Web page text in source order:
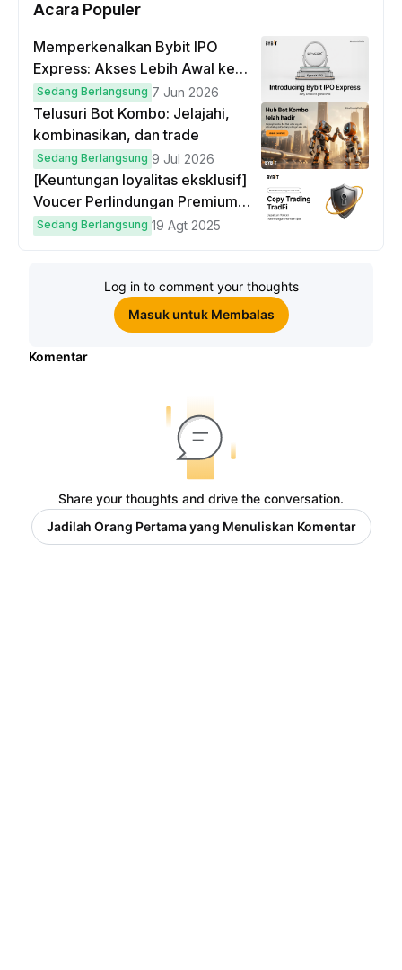
Acara Populer
Memperkenalkan Bybit IPO
Express: Akses Lebih Awal ke
IPO Global!
Sedang Berlangsung 7 Jun 2026
Telusuri Bot Kombo: Jelajahi,
kombinasikan, dan trade
Sedang Berlangsung 9 Jul 2026
[Keuntungan loyalitas eksklusif]
Voucer Perlindungan Premium
hingga $50
Sedang Berlangsung 19 Agt 2025
Log in to comment your thoughts
Masuk untuk Membalas
Komentar
Share your thoughts and drive the conversation.
Jadilah Orang Pertama yang Menuliskan Komentar